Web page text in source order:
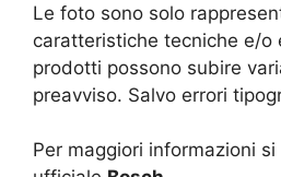
Le foto sono solo
caratteristiche tecniche e/o
prodotti possono subire
preavviso. Salvo errori
Per maggiori informazioni